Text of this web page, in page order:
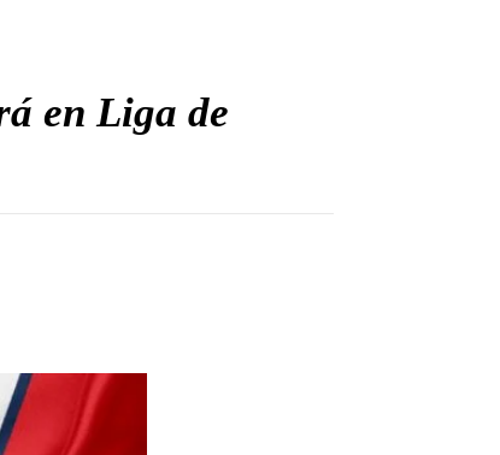
en Liga de